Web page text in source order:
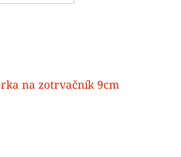
na zotrvačník 9cm